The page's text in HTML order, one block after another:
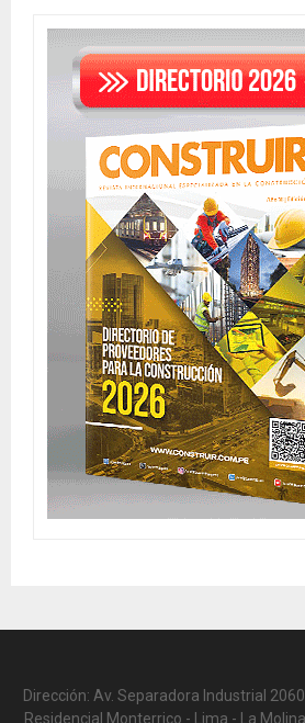
Dirección: Av. Separadora Industrial
Residencial Monterrico - Lima - La